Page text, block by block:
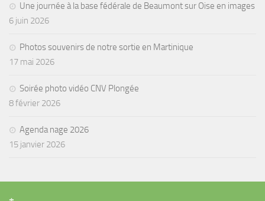
Une journée à la base fédérale de Beaumont sur Oise en images
6 juin 2026
Photos souvenirs de notre sortie en Martinique
17 mai 2026
Soirée photo vidéo CNV Plongée
8 février 2026
Agenda nage 2026
15 janvier 2026